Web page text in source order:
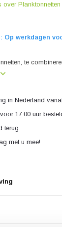
over Planktonnetten
Op werkdagen
te
in Nederland
17:00 uur
terug
met u mee!